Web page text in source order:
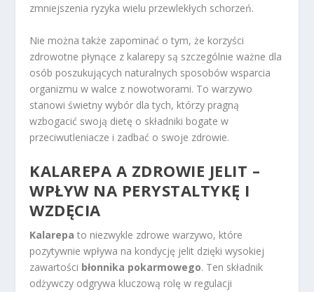
zmniejszenia ryzyka wielu przewlekłych schorzeń.
Nie można także zapominać o tym, że korzyści
zdrowotne płynące z kalarepy są szczególnie ważne dla
osób poszukujących naturalnych sposobów wsparcia
organizmu w walce z nowotworami. To warzywo
stanowi świetny wybór dla tych, którzy pragną
wzbogacić swoją dietę o składniki bogate w
przeciwutleniacze i zadbać o swoje zdrowie.
KALAREPA A ZDROWIE JELIT –
WPŁYW NA PERYSTALTYKĘ I
WZDĘCIA
Kalarepa to niezwykle zdrowe warzywo, które
pozytywnie wpływa na kondycję jelit dzięki wysokiej
zawartości błonnika pokarmowego. Ten składnik
odżywczy odgrywa kluczową rolę w regulacji